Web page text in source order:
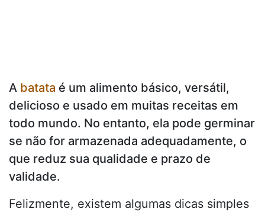
A batata é um alimento básico, versátil,
delicioso e usado em muitas receitas em
todo mundo. No entanto, ela pode germinar
se não for armazenada adequadamente, o
que reduz sua qualidade e prazo de
validade.
Felizmente, existem algumas dicas simples